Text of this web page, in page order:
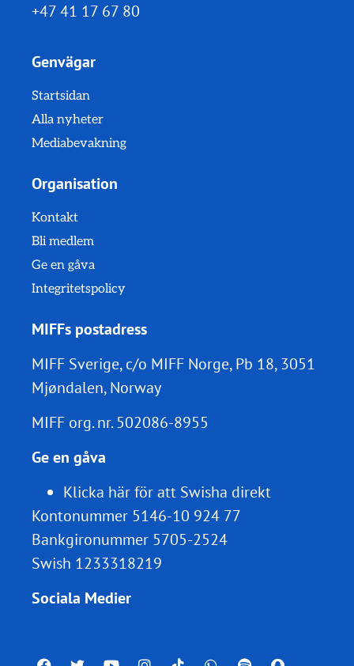
+47 41 17 67 80
Genvägar
Startsidan
Alla nyheter
Mediabevakning
Organisation
Kontakt
Bli medlem
Ge en gåva
Integritetspolicy
MIFFs postadress
MIFF Sverige, c/o MIFF Norge, Pb 18, 3051
Mjøndalen, Norway
MIFF org. nr.502086-8955
Ge en gåva
Klicka här för att Swisha direkt
Kontonummer 5146-10 924 77
Bankgironummer 5705-2524
Swish 1233318219
Sociala Medier